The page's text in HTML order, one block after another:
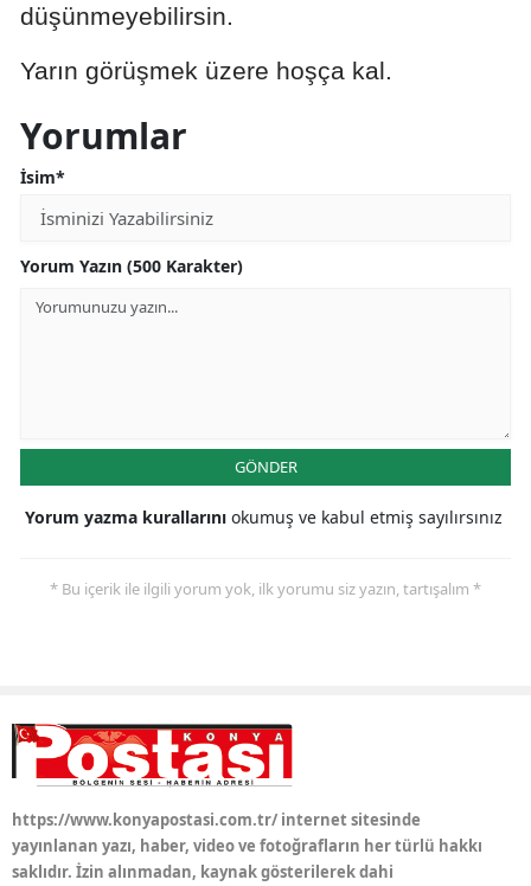
Muğla
Sinop
Şanlıurfa
Uşak
düşünmeyebilirsin.
Yarın görüşmek üzere hoşça kal.
Yorumlar
İsim*
Yorum Yazın (500 Karakter)
GÖNDER
Yorum yazma kurallarını okumuş ve kabul etmiş sayılırsınız
* Bu içerik ile ilgili yorum yok, ilk yorumu siz yazın, tartışalım *
https://www.konyapostasi.com.tr/ internet sitesinde
yayınlanan yazı, haber, video ve fotoğrafların her türlü hakkı
saklıdır. İzin alınmadan, kaynak gösterilerek dahi